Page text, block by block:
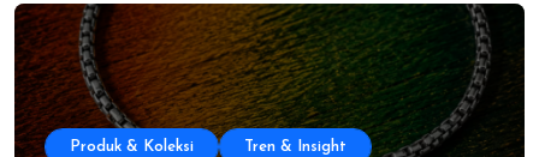
Produk & Koleksi Tren & Insight